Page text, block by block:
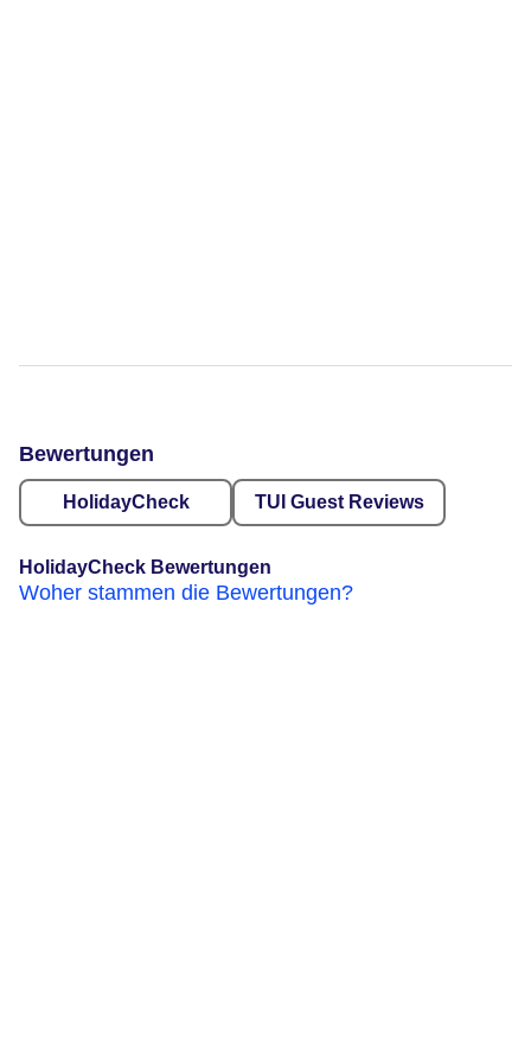
Bewertungen
HolidayCheck TUI Guest Reviews
HolidayCheck Bewertungen
Woher stammen die Bewertungen?